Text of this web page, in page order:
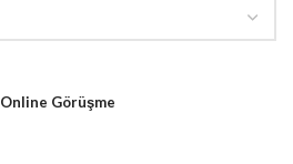
Online Görüşme